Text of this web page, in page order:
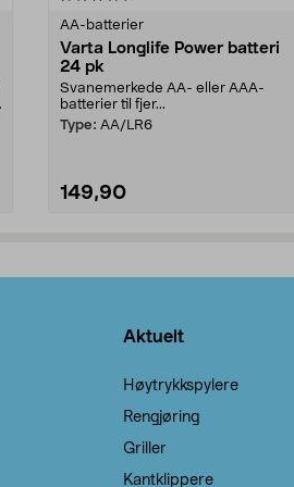
AA-batterier
Varta Longlife Power batteri
24 pk
Svanemerkede AA- eller AAA-
batterier til fjer...
Type: AA/LR6
149,90
Aktuelt
Høytrykkspylere
Rengjøring
Griller
Kantklippere